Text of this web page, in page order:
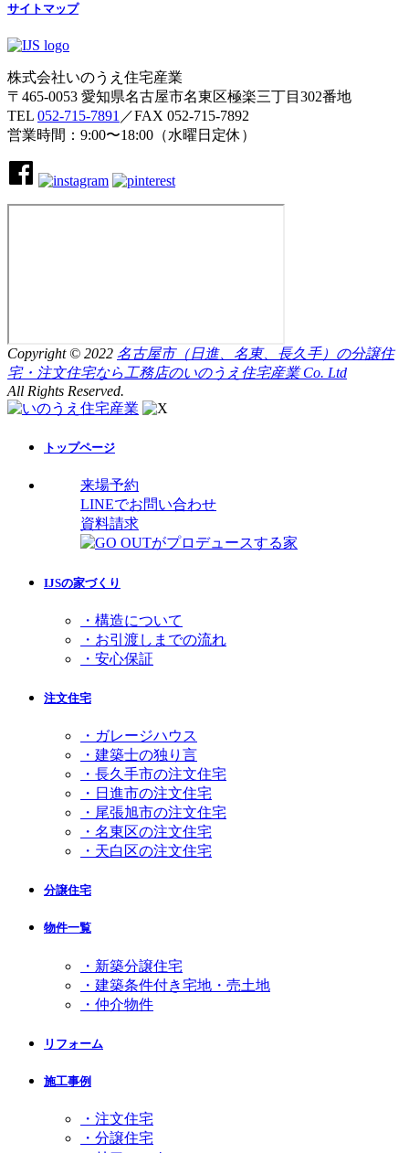
サイトマップ
株式会社いのうえ住宅産業
〒465-0053 愛知県名古屋市名東区極楽三丁目302番地
TEL 052-715-7891 ／FAX 052-715-7892
営業時間：9:00〜18:00（水曜日定休）
Copyright © 2022 名古屋市（日進、名東、長久手）の分譲住
宅・注文住宅なら工務店のいのうえ住宅産業 Co. Ltd
All Rights Reserved.
トップページ
来場予約
LINEでお問い合わせ
資料請求
IJSの家づくり
・構造について
・お引渡しまでの流れ
・安心保証
注文住宅
・ガレージハウス
・建築士の独り言
・長久手市の注文住宅
・日進市の注文住宅
・尾張旭市の注文住宅
・名東区の注文住宅
・天白区の注文住宅
分譲住宅
物件一覧
・新築分譲住宅
・建築条件付き宅地・売土地
・仲介物件
リフォーム
施工事例
・注文住宅
・分譲住宅